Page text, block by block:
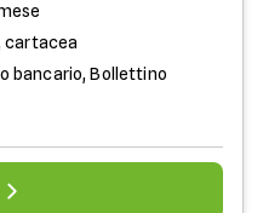
cartacea
bancario, Bollettino